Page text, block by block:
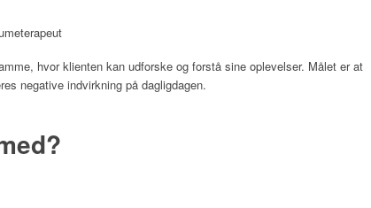
hvor klienten kan udforske og forstå sine oplevelser. Målet er at
negative indvirkning på dagligdagen.